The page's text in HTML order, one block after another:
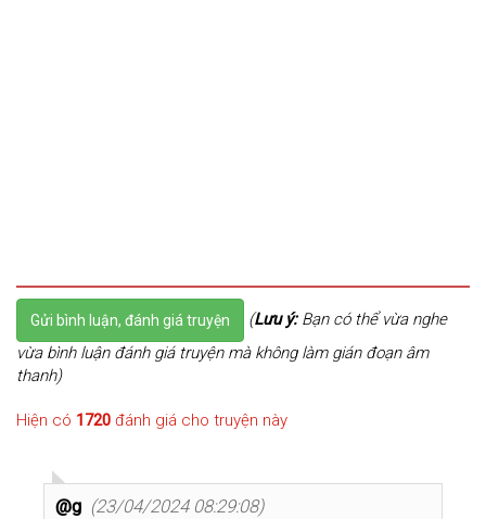
Gửi bình luận, đánh giá truyện (Lưu ý:Bạn có thể vừa nghe
vừa bình luận đánh giá truyện mà không làm gián đoạn âm
thanh)
Hiện có 1720 đánh giá cho truyện này
@g (23/04/2024 08:29:08)